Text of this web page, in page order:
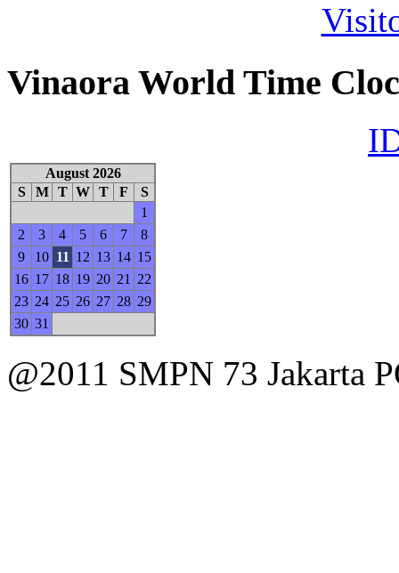
Vinaora World Time
August 2026
S
M T W T F
S
1
2
3 4 5 6 7
8
9
10 11 12 13 14 15
16 17 18 19 20 21
22
23 24 25 26 27 28 29
30 31
@2011 SMPN 73 Jakarta